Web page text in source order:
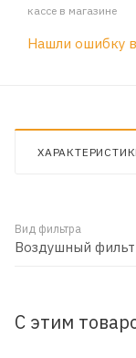
кассе в магазине
Нашли ошибку
Вид фильтра
Воздушный
С этим